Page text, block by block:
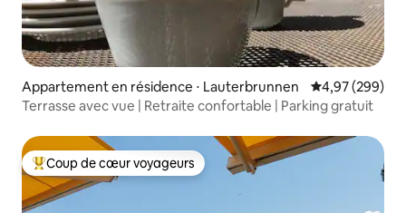
Appartement en résidence ⋅ Lauterbrunnen Évaluation
4,97 (299)
Terrasse avec vue | Retraite confortable | Parking gratuit
Coups de cœur voyageurs les plus appréciés
Coup de cœur voyageurs